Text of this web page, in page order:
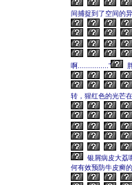
间捕捉到了空间的
啊...............”
转，猩红色的光芒
银屑病皮大荔
何有效预防牛皮癣